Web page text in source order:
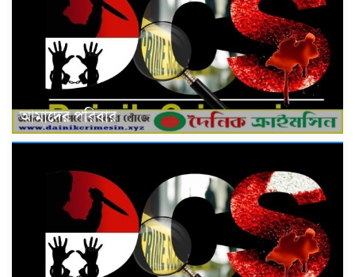
আমাদের পরিবার